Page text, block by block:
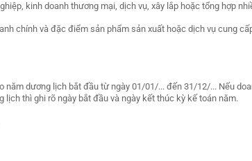
kinh doanh thương mại, dịch vụ, xây lắp hoặc tổng hợp
chính và đặc điểm sản phẩm sản xuất hoặc dịch vụ cung
năm dương lịch bắt đầu từ ngày 01/01/... đến 31/12/... Nếu
lịch thì ghi rõ ngày bắt đầu và ngày kết thúc kỳ kế toán năm.